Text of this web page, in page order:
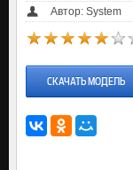
Автор: System
СКАЧАТЬ МОДЕЛЬ